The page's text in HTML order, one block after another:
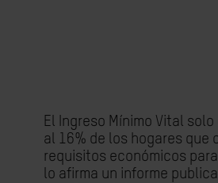
El Ingreso Mínimo Vital
al 16% de los hogares que
requisitos económicos
lo afirma un informe